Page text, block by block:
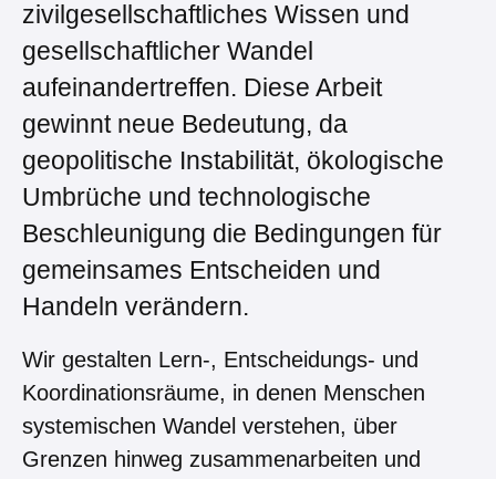
zivilgesellschaftliches Wissen und
gesellschaftlicher Wandel
aufeinandertreffen. Diese Arbeit
gewinnt neue Bedeutung, da
geopolitische Instabilität, ökologische
Umbrüche und technologische
Beschleunigung die Bedingungen für
gemeinsames Entscheiden und
Handeln verändern.
Wir gestalten Lern-, Entscheidungs- und
Koordinationsräume, in denen Menschen
systemischen Wandel verstehen, über
Grenzen hinweg zusammenarbeiten und